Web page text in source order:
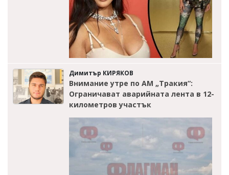
Димитър КИРЯКОВ
Внимание утре по АМ „Тракия“:
Ограничават аварийната лента в 12-
километров участък